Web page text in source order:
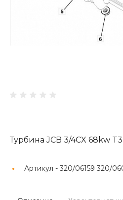
Турбина JCB 3/4CX 68kw
Артикул - 320/06159 320/